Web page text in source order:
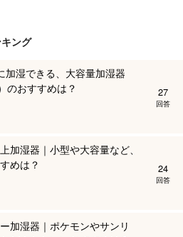
ング
加湿できる、大容量加湿器
のおすすめは？
27
回答
加湿器｜小型や大容量など、
めは？
24
回答
加湿器｜ポケモンやサンリ